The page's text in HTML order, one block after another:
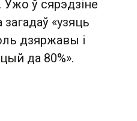
ў сярэдзіне
«узяць
дзяржавы і
да 80%».